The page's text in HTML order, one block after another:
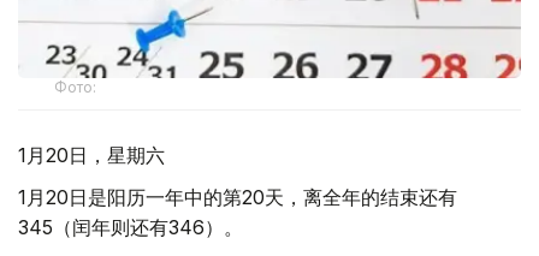
Фото:
1月20日，星期六
1月20日是阳历一年中的第20天，离全年的结束还有
345（闰年则还有346）。